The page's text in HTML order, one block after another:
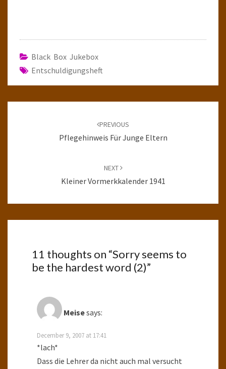
Black Box Jukebox
Entschuldigungsheft
PREVIOUS
Pflegehinweis Für Junge Eltern
NEXT
Kleiner Vormerkkalender 1941
11 thoughts on “Sorry seems to
be the hardest word (2)”
Meisesays:
December 9, 2007 at 17:41
*lach*
Dass die Lehrer da nicht auch mal versucht